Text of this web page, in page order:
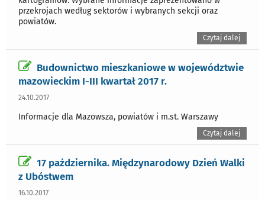
przekrojach według sektorów i wybranych sekcji oraz
powiatów.
Czytaj dalej
Budownictwo mieszkaniowe w województwie
mazowieckim I-III kwartał 2017 r.
24.10.2017
Informacje dla Mazowsza, powiatów i m.st. Warszawy
Czytaj dalej
17 października. Międzynarodowy Dzień Walki
z Ubóstwem
16.10.2017